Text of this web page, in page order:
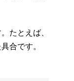
たとえば、
合です。